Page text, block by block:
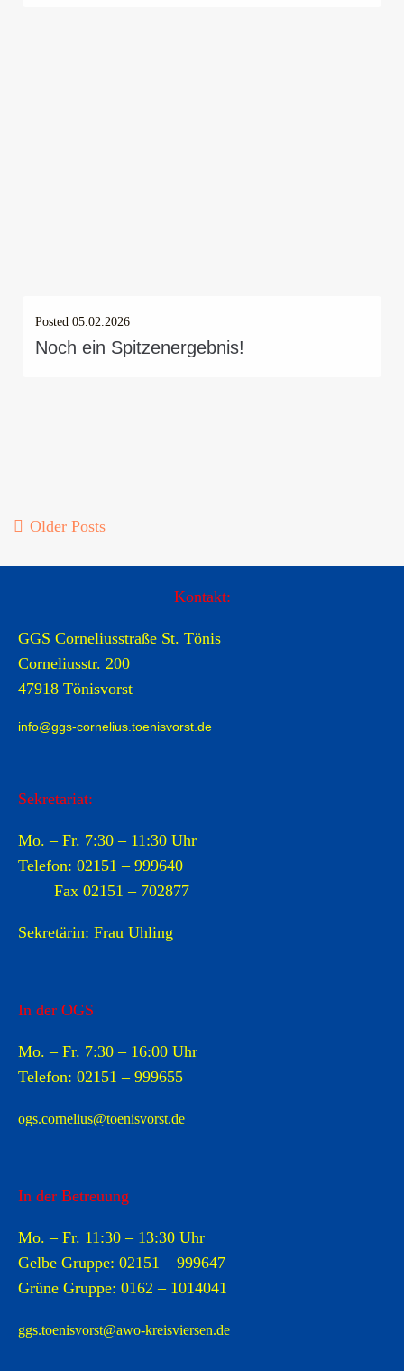
Posted 05.02.2026
Noch ein Spitzenergebnis!
Older Posts
Kontakt:
GGS Corneliusstraße St. Tönis
Corneliusstr. 200
47918 Tönisvorst
info@ggs-cornelius.toenisvorst.de
Sekretariat:
Mo. – Fr. 7:30 – 11:30 Uhr
Telefon: 02151 – 999640
Fax 02151 – 702877
Sekretärin: Frau Uhling
In der OGS
Mo. – Fr. 7:30 – 16:00 Uhr
Telefon: 02151 – 999655
ogs.cornelius@toenisvorst.de
In der Betreuung
Mo. – Fr. 11:30 – 13:30 Uhr
Gelbe Gruppe: 02151 – 999647
Grüne Gruppe: 0162 – 1014041
ggs.toenisvorst@awo-kreisviersen.de